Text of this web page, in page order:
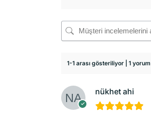
1-1 arası gösteriliyor | 1
nükhet ahi